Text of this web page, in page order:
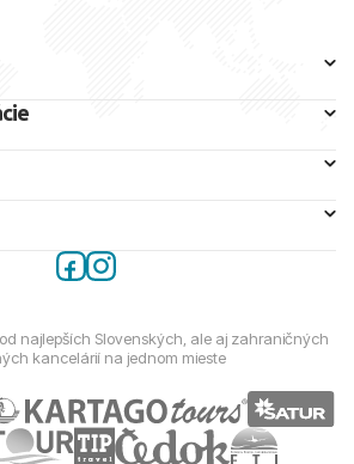
najlepších Slovenských, ale aj zahraničných
kancelárií na jednom mieste